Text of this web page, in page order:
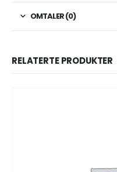
OMTALER (0)
RELATERTE PRODUKTER